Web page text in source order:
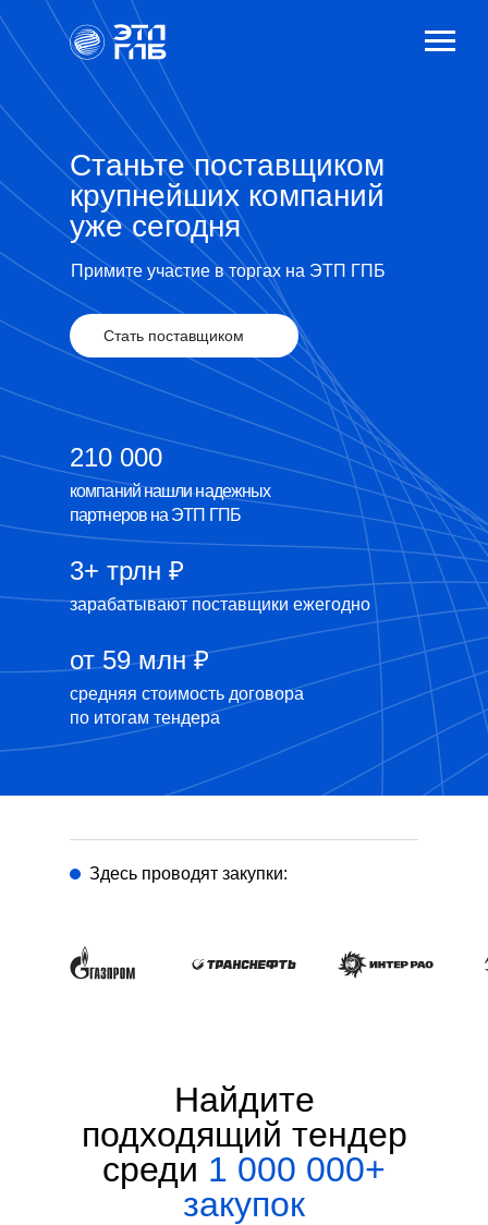
Станьте поставщиком
крупнейших компаний
уже сегодня
Примите участие в торгах на ЭТП ГПБ
Стать поставщиком
от 59 млн ₽
средняя стоимость договора
по итогам тендера
3+ трлн ₽
зарабатывают поставщики ежегодно
210 000
компаний нашли надежных
партнеров на ЭТП ГПБ
Здесь проводят закупки:
Найдите
подходящий тендер
среди 1 000 000+
закупок